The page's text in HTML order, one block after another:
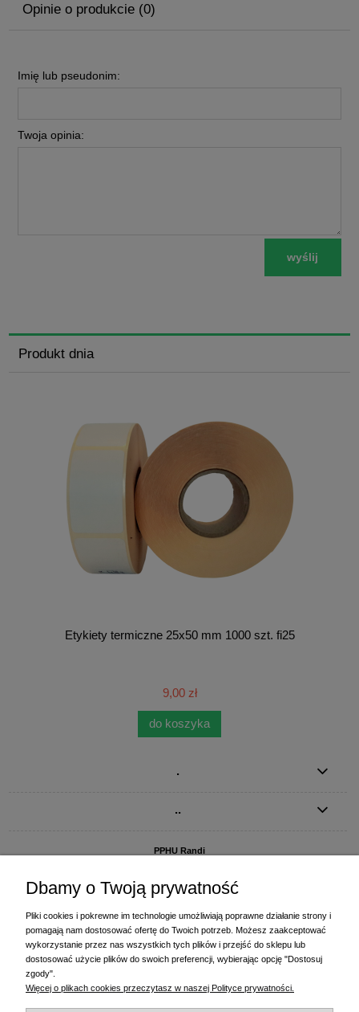
Opinie o produkcie (0)
Imię lub pseudonim:
Twoja opinia:
wyślij
Produkt dnia
Etykiety termiczne 25x50 mm 1000 szt. fi25
9,00 zł
do koszyka
.
..
PPHU Randi
ul. Starogardzka 77 (wjazd od ul. Plażowej)
+48 58 770 31 80
- centrala
Dbamy o Twoją prywatność
Pliki cookies i pokrewne im technologie umożliwiają poprawne działanie strony i
pomagają nam dostosować ofertę do Twoich potrzeb. Możesz zaakceptować
wykorzystanie przez nas wszystkich tych plików i przejść do sklepu lub
dostosować użycie plików do swoich preferencji, wybierając opcję "Dostosuj
zgody".
Więcej o plikach cookies przeczytasz w naszej Polityce prywatności.